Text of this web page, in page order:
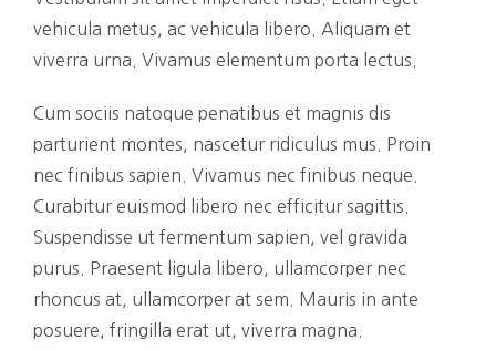
vehicula metus, ac vehicula libero. Aliquam et
viverra urna. Vivamus elementum porta lectus.
Cum sociis natoque penatibus et magnis dis
parturient montes, nascetur ridiculus mus. Proin
nec finibus sapien. Vivamus nec finibus neque.
Curabitur euismod libero nec efficitur sagittis.
Suspendisse ut fermentum sapien, vel gravida
purus. Praesent ligula libero, ullamcorper nec
rhoncus at, ullamcorper at sem. Mauris in ante
posuere, fringilla erat ut, viverra magna.